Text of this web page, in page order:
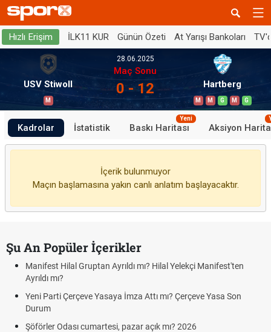
Hızlı Erişim İLK11 KUR Günün Özeti At Yarışı Bankoları
USV Stiwoll
M
28.06.2025
Maç Sonu
0 - 12 Hartberg
M M G M G
Kadrolar İstatistik Baskı Haritası
Yeni
Aksiyon
İçerik bulunmuyor
Maçın başlamasına yakın canlı anlatım başlayacaktır.
Şu An Popüler İçerikler
Manifest Hilal Gruptan Ayrıldı mı? Hilal Yelekçi Manifest'ten
Ayrıldı mı?
Yeni Parti Çerçeve Yasaya İmza Attı mı? Çerçeve Yasa Son
Durum
Şöförler Odası cumartesi, pazar açık mı? 2026